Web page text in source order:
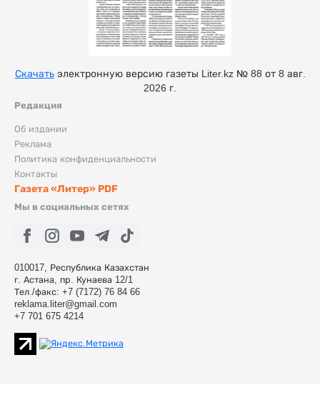
Редакция
Об издании
Реклама
Политика конфиденциальности
Контакты
Газета «Литер» PDF
Мы в социальных сетях
010017, Республика Казахстан
г. Астана, пр. Кунаева 12/1
Тел./факс: +7 (7172) 76 84 66
reklama.liter@gmail.com
+7 701 675 4214
Скачатьэлектронную версию газеты Liter.kz № 88 от 8 авг.
2026 г.